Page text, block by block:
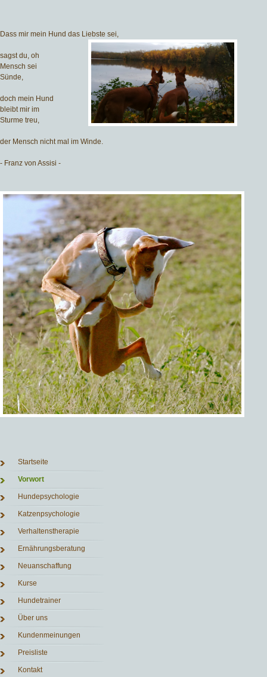
Dass mir mein Hund das Liebste sei,
sagst du, oh
Mensch sei
Sünde,
doch mein Hund
bleibt mir im
Sturme treu,
der Mensch nicht mal im Winde.
- Franz von Assisi -
Navigation
überspringen
Startseite
Vorwort
Hundepsychologie
Katzenpsychologie
Verhaltenstherapie
Ernährungsberatung
Neuanschaffung
Kurse
Hundetrainer
Über uns
Kundenmeinungen
Preisliste
Kontakt